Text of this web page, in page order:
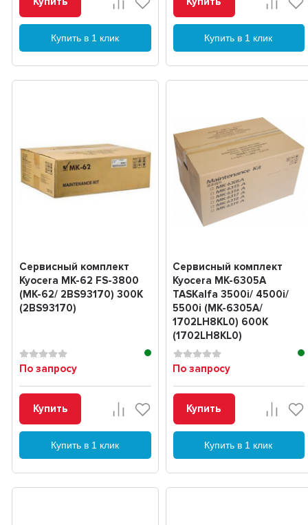
Купить в 1 клик Купить в 1 клик
Сервисный комплект
Kyocera MK-62 FS-3800
(MK-62/ 2BS93170) 300K
(2BS93170)
По запросу
Купить
Купить в 1 клик
Сервисный комплект
Kyocera MK-6305A
TASKalfa 3500i/ 4500i/
5500i (MK-6305A/
1702LH8KL0) 600K
(1702LH8KL0)
По запросу
Купить
Купить в 1 клик